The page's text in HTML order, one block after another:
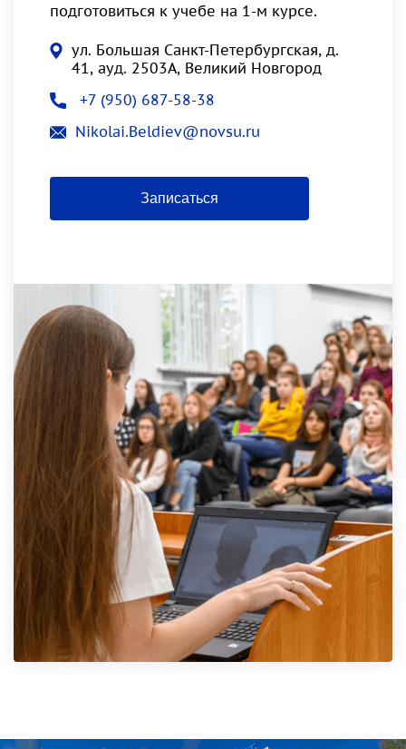
подготовиться к учебе на 1-м курсе.
ул. Большая Санкт-Петербургская, д.
41, ауд. 2503А, Великий Новгород
+7 (950) 687-58-38
Nikolai.Beldiev@novsu.ru
Записаться